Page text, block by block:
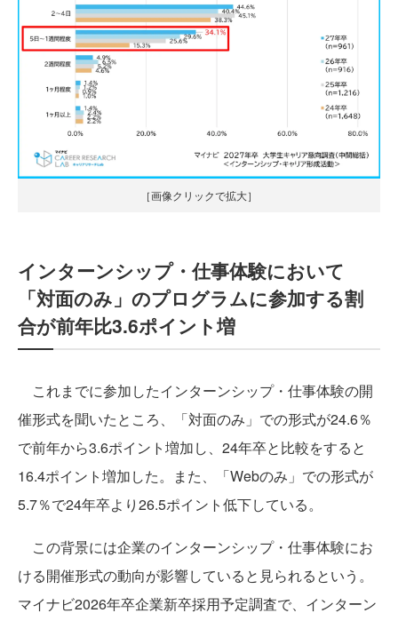
［画像クリックで拡大］
インターンシップ・仕事体験において
「対面のみ」のプログラムに参加する割
合が前年比3.6ポイント増
これまでに参加したインターンシップ・仕事体験の開
催形式を聞いたところ、「対面のみ」での形式が24.6％
で前年から3.6ポイント増加し、24年卒と比較をすると
16.4ポイント増加した。また、「Webのみ」での形式が
5.7％で24年卒より26.5ポイント低下している。
この背景には企業のインターンシップ・仕事体験にお
ける開催形式の動向が影響していると見られるという。
マイナビ2026年卒企業新卒採用予定調査で、インターン